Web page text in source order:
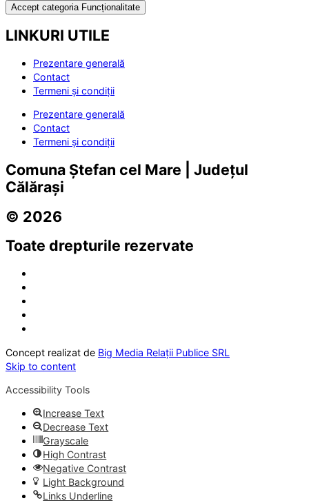
Accept categoria Funcționalitate
LINKURI UTILE
Prezentare generală
Contact
Termeni și condiții
Prezentare generală
Contact
Termeni și condiții
Comuna Ștefan cel Mare | Județul
Călărași
© 2026
Toate drepturile rezervate
Concept realizat de Big Media Relații Publice SRL
Skip to content
Accessibility Tools
Increase Text
Decrease Text
Grayscale
High Contrast
Negative Contrast
Light Background
Links Underline